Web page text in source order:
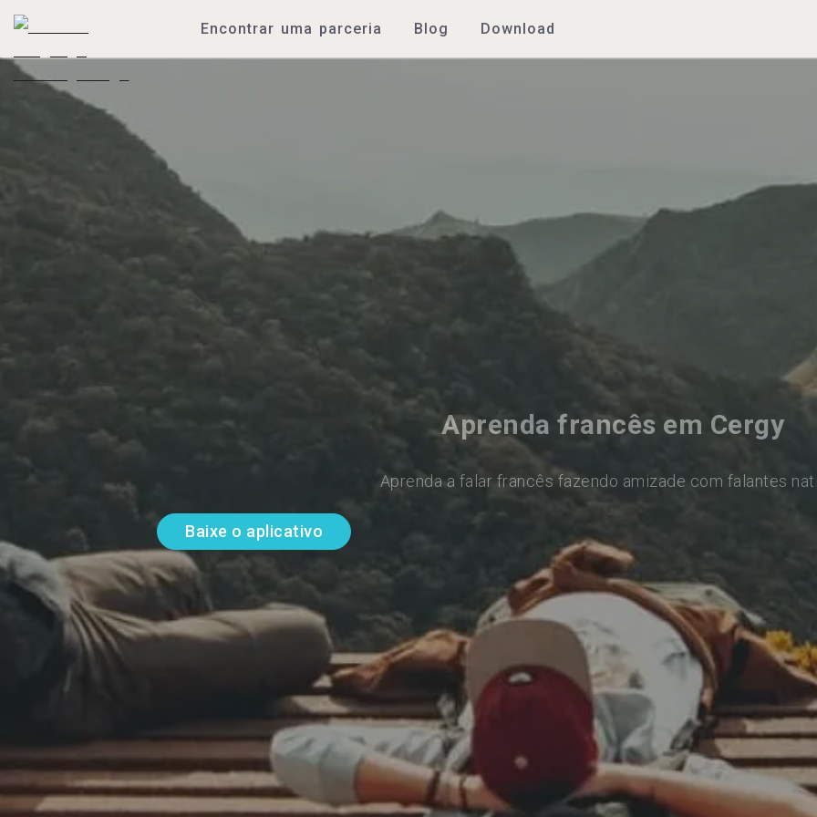
Encontrar uma parceria Blog Download
Aprenda francês em Cergy
Aprenda a falar francês fazendo amizade com falantes
Baixe o aplicativo